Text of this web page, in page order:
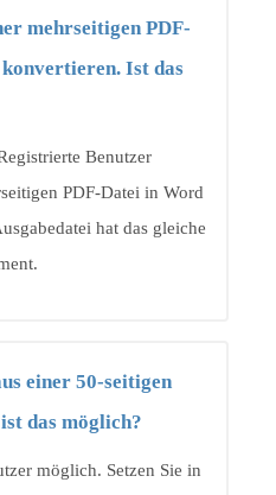
mehrseitigen PDF-
Ist das
Benutzer
PDF-Datei in Word
hat das gleiche
einer 50-seitigen
das möglich?
möglich. Setzen Sie in